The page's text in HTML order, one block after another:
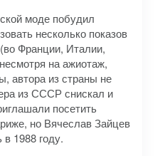
моде побудил
несколько показов
Франции, Италии,
на ажиотаж,
автора из страны не
из СССР снискал и
посетить
но Вячеслав Зайцев
1988 году.